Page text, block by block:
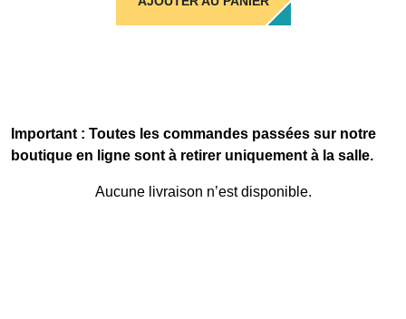
Important : Toutes les commandes passées sur notre
boutique en ligne sont à retirer uniquement à la salle.
Aucune livraison n’est disponible.